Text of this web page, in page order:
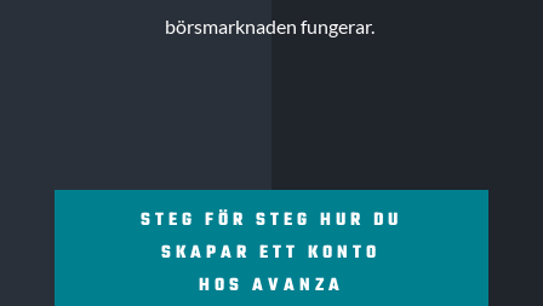
börsmarknaden fungerar.
STEG FÖR STEG HUR DU
SKAPAR ETT KONTO
HOS AVANZA